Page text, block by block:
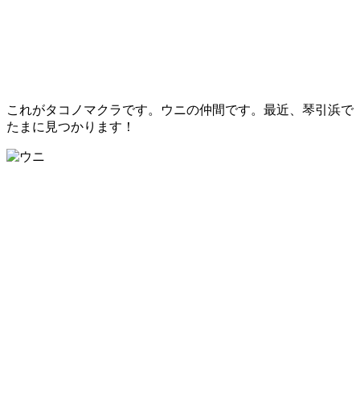
これがタコノマクラです。ウニの仲間です。最近、琴引浜で
たまに見つかります！